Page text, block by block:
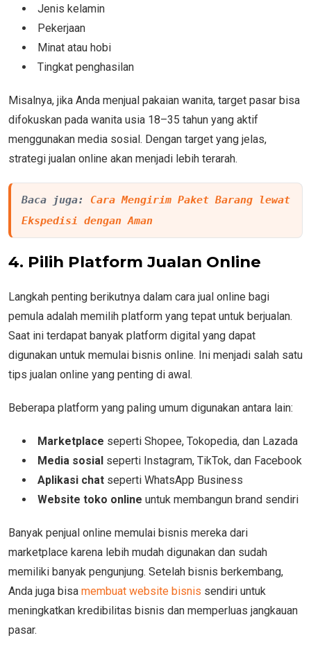
Jenis kelamin
Pekerjaan
Minat atau hobi
Tingkat penghasilan
Misalnya, jika Anda menjual pakaian wanita, target pasar bisa
difokuskan pada wanita usia 18–35 tahun yang aktif
menggunakan media sosial. Dengan target yang jelas,
strategi jualan online akan menjadi lebih terarah.
Baca juga: Cara Mengirim Paket Barang lewat
Ekspedisi dengan Aman
4. Pilih Platform Jualan Online
Langkah penting berikutnya dalam cara jual online bagi
pemula adalah memilih platform yang tepat untuk berjualan.
Saat ini terdapat banyak platform digital yang dapat
digunakan untuk memulai bisnis online. Ini menjadi salah satu
tips jualan online yang penting di awal.
Beberapa platform yang paling umum digunakan antara lain:
Marketplace seperti Shopee, Tokopedia, dan Lazada
Media sosial seperti Instagram, TikTok, dan Facebook
Aplikasi chat seperti WhatsApp Business
Website toko online untuk membangun brand sendiri
Banyak penjual online memulai bisnis mereka dari
marketplace karena lebih mudah digunakan dan sudah
memiliki banyak pengunjung. Setelah bisnis berkembang,
Anda juga bisa membuat website bisnis sendiri untuk
meningkatkan kredibilitas bisnis dan memperluas jangkauan
pasar.